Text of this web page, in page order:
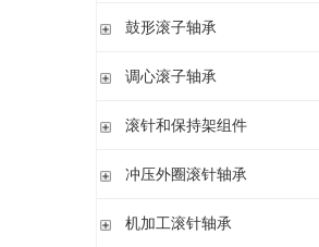
带紧定套开式或密封
带紧定套开式
单列满装圆柱滚子轴承
高精密圆柱滚子轴承
单列圆锥滚子轴承
单列英制圆锥滚子轴承
鼓形滚子轴承
圆柱孔或圆锥孔
调心滚子轴承
圆柱孔或圆锥孔
带退卸套
滚针和保持架组件
单列
冲压外圈滚针轴承
开式 闭式 无密封
机加工滚针轴承